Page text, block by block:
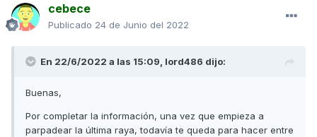
cebece
Publicado 24 de Junio del 2022
En 22/6/2022 a las 15:09, lord486 dijo:
Buenas,
Por completar la información, una vez que empieza a
parpadear la última raya, todavía te queda para hacer entre